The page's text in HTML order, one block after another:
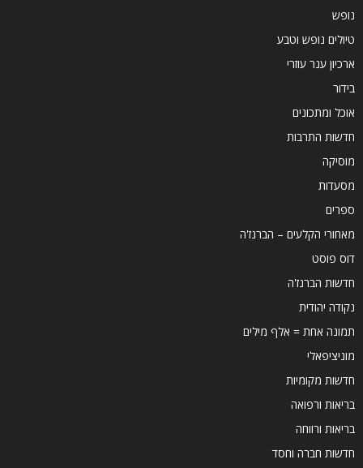
נופש
טיולים נופש וטבע
ארכיון ענר עוזרי
בידור
אוכל ומתכונים
חדשות התרבות
מוסיקה
מסעדות
ספרים
מאחורי הקלעים – הברנז'ה
דוס פוסט
חדשות הברנז'ה
נקודה יהודית
תמונה אחת = אלף מילים
מוניציפאלי
חדשות מקומיות
בריאות ורפואה
בריאות ורווחה
חדשות חברה וחסד